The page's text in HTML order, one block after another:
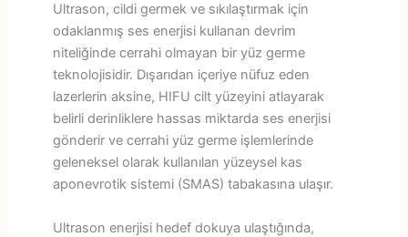
Ultrason, cildi germek ve sıkılaştırmak için
odaklanmış ses enerjisi kullanan devrim
niteliğinde cerrahi olmayan bir yüz germe
teknolojisidir. Dışarıdan içeriye nüfuz eden
lazerlerin aksine, HIFU cilt yüzeyini atlayarak
belirli derinliklere hassas miktarda ses enerjisi
gönderir ve cerrahi yüz germe işlemlerinde
geleneksel olarak kullanılan yüzeysel kas
aponevrotik sistemi (SMAS) tabakasına ulaşır.
Ultrason enerjisi hedef dokuya ulaştığında,